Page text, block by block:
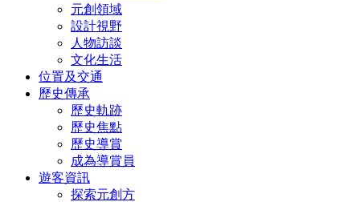
元創領域
設計視野
人物訪談
文化生活
位置及交通
歷史傳承
歷史軌跡
歷史焦點
歷史導賞
成為導賞員
遊客資訊
探索元創方